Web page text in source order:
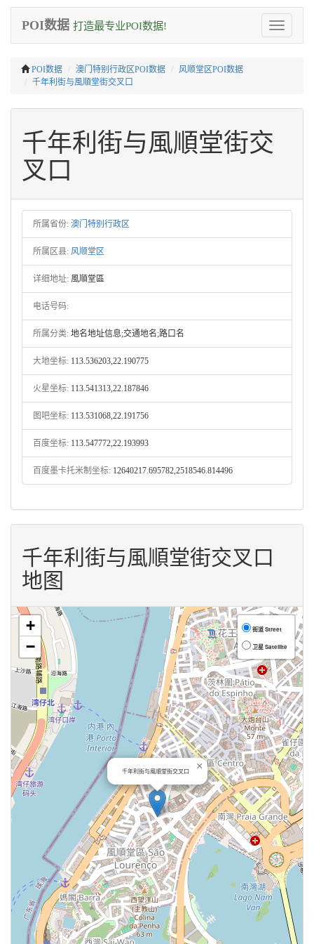
Toggle
navigation
POI数据 打造最专业POI数据!
POI数据 澳门特别行政区POI数据
风顺堂区POI数据
千年利街与風順堂街交叉口
千年利街与風順堂街交
叉口
所属省份: 澳门特别行政区
所属区县: 风顺堂区
详细地址: 風順堂區
电话号码:
所属分类: 地名地址信息;交通地名;路口名
大地坐标: 113.536203,22.190775
火星坐标: 113.541313,22.187846
图吧坐标: 113.531068,22.191756
百度坐标: 113.547772,22.193993
百度墨卡托米制坐标: 12640217.695782,2518546.814496
千年利街与風順堂街交叉口
地图
千年利街与風順堂街交叉口 ×
+
−
街道 Street
卫星 Satellite